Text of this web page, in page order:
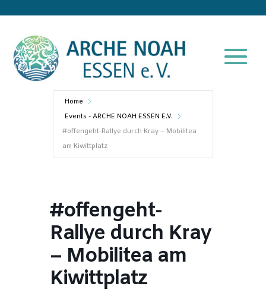
Home
Events - ARCHE NOAH ESSEN E.V.
#offengeht-Rallye durch Kray – Mobilitea
am Kiwittplatz
#offengeht-
Rallye durch Kray
– Mobilitea am
Kiwittplatz